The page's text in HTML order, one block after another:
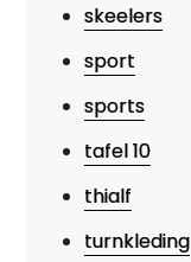
skeelers
sport
sports
tafel 10
thialf
turnkleding